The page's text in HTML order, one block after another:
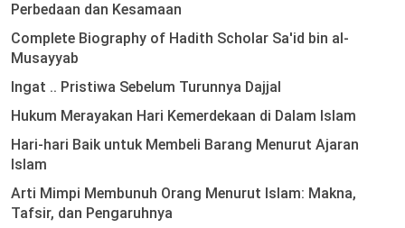
Perbedaan dan Kesamaan
Complete Biography of Hadith Scholar Sa'id bin al-
Musayyab
Ingat .. Pristiwa Sebelum Turunnya Dajjal
Hukum Merayakan Hari Kemerdekaan di Dalam Islam
Hari-hari Baik untuk Membeli Barang Menurut Ajaran
Islam
Arti Mimpi Membunuh Orang Menurut Islam: Makna,
Tafsir, dan Pengaruhnya